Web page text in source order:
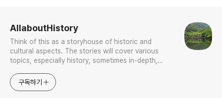
AllaboutHistory
Think of this as a storyhouse of historic and
cultural aspects. The stories will cover various
topics, especially history, sometimes in-depth,
approach will be to resist any common sense or
generalized viewpoint
구독하기